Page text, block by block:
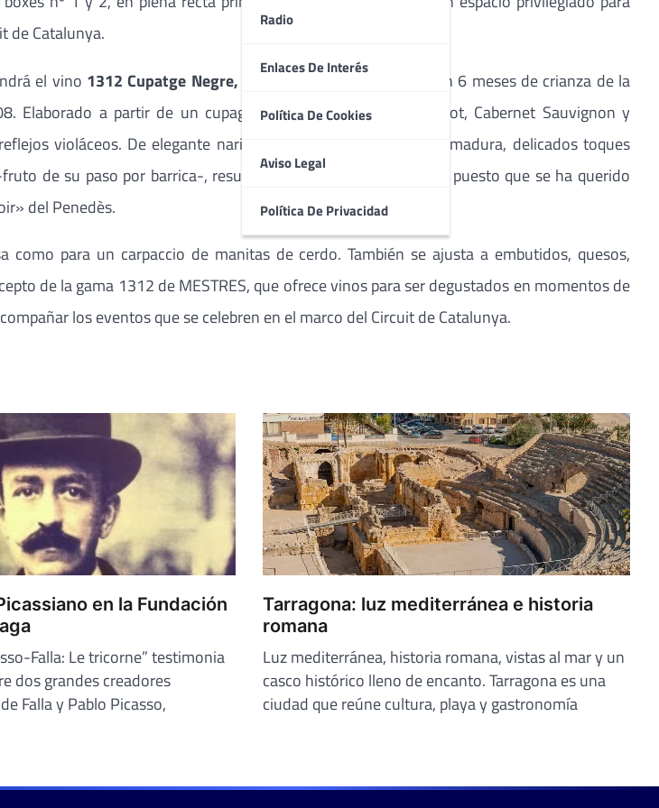
Radio
Enlaces De Interés
Política De Cookies
Aviso Legal
Política De Privacidad
de Catalunya.
el vino 1312 Cupatge Negre, con DO Penedès, un tinto con 6 meses de crianza de la
Elaborado a partir de un cupage donde se encuentran Merlot, Cabernet Sauvignon y
violáceos. De elegante nariz con aromas de fruta negra madura, delicados toques
de su paso por barrica-, resulta fresco y afrutado en boca, puesto que se ha querido
del Penedès.
para un carpaccio de manitas de cerdo. También se ajusta a embutidos, quesos,
de la gama 1312 de MESTRES, que ofrece vinos para ser degustados en momentos de
los eventos que se celebren en el marco del Circuit de Catalunya.
en la Fundación
Falla: Le tricorne” testimonia
dos grandes creadores
Falla y Pablo Picasso,
Tarragona: luz mediterránea e historia
romana
Luz mediterránea, historia romana, vistas al mar y un
casco histórico lleno de encanto. Tarragona es una
ciudad que reúne cultura, playa y gastronomía